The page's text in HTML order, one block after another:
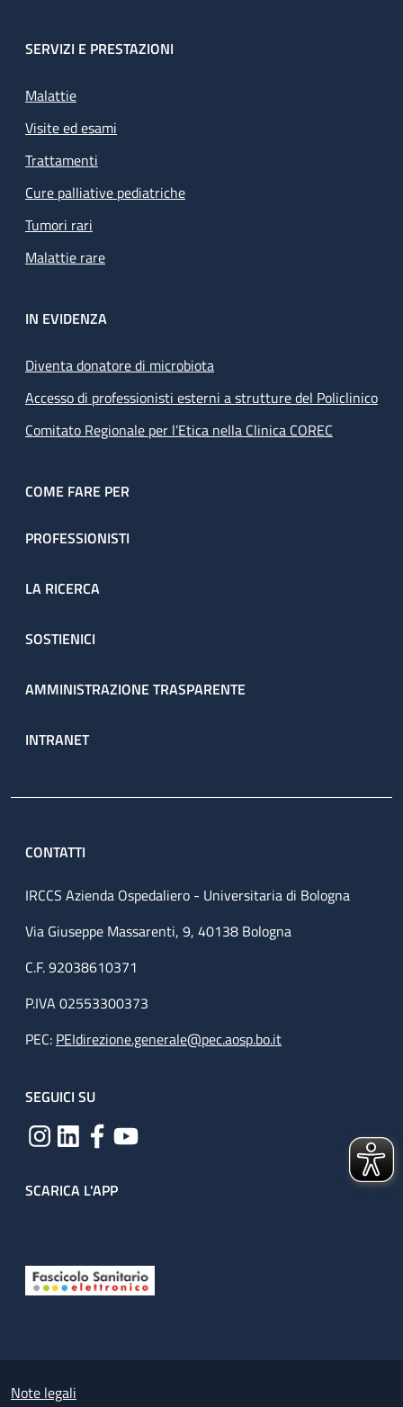
SERVIZI E PRESTAZIONI
Malattie
Visite ed esami
Trattamenti
Cure palliative pediatriche
Tumori rari
Malattie rare
IN EVIDENZA
Diventa donatore di microbiota
Accesso di professionisti esterni a strutture del Policlinico
Comitato Regionale per l’Etica nella Clinica COREC
COME FARE PER
PROFESSIONISTI
LA RICERCA
SOSTIENICI
AMMINISTRAZIONE TRASPARENTE
INTRANET
CONTATTI
IRCCS Azienda Ospedaliero - Universitaria di Bologna
Via Giuseppe Massarenti, 9, 40138 Bologna
C.F. 92038610371
P.IVA 02553300373
PEC: PEIdirezione.generale@pec.aosp.bo.it
SEGUICI SU
SCARICA L'APP
Small prints
Note legali